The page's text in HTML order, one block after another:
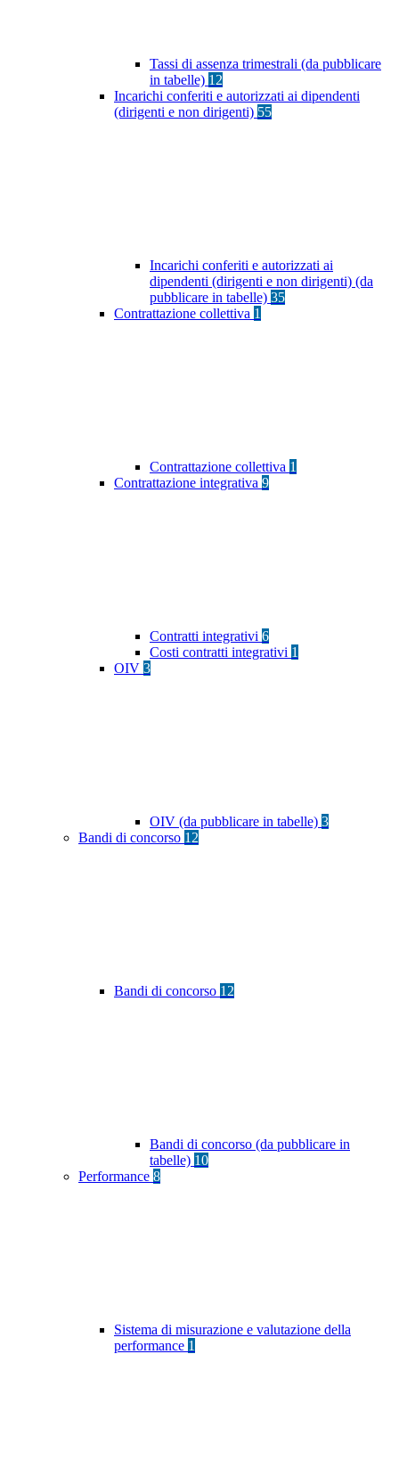
Tassi di assenza trimestrali (da pubblicare
in tabelle) 12
Incarichi conferiti e autorizzati ai dipendenti
(dirigenti e non dirigenti) 55
Incarichi conferiti e autorizzati ai
dipendenti (dirigenti e non dirigenti) (da
pubblicare in tabelle) 35
Contrattazione collettiva 1
Contrattazione collettiva 1
Contrattazione integrativa 9
Contratti integrativi 6
Costi contratti integrativi 1
OIV 3
OIV (da pubblicare in tabelle) 3
Bandi di concorso 12
Bandi di concorso 12
Bandi di concorso (da pubblicare in
tabelle) 10
Performance 8
Sistema di misurazione e valutazione della
performance 1